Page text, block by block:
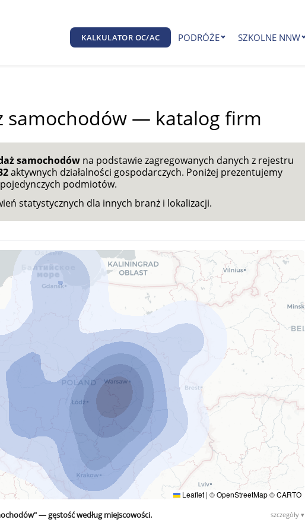
KALKULATOR OC/AC PODRÓŻE SZKOLNE NNW
samochodów — katalog firm
samochodów na podstawie zagregowanych danych z rejestru
aktywnych działalności gospodarczych. Poniżej prezentujemy
podmiotów.
statystycznych dla innych branż i lokalizacji.
Leaflet | ©OpenStreetMap©CARTO
— gęstość według miejscowości. szczegóły ▾